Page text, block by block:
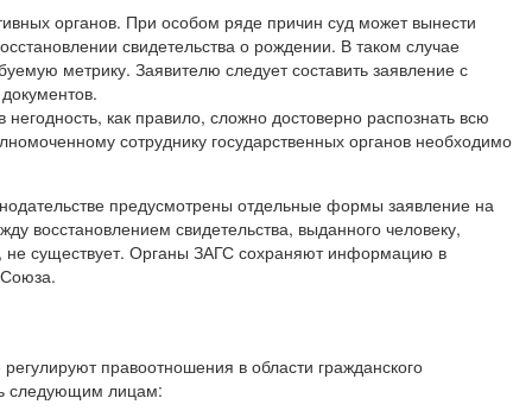
органов. При особом ряде причин суд может вынести
свидетельства о рождении. В таком случае
метрику. Заявителю следует составить заявление с
как правило, сложно достоверно распознать всю
сотруднику государственных органов необходимо
предусмотрены отдельные формы заявление на
восстановлением свидетельства, выданного человеку,
существует. Органы ЗАГС сохраняют информацию в
правоотношения в области гражданского
следующим лицам: